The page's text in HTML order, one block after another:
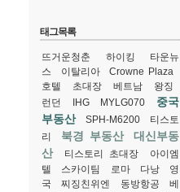
태그목록
뜨거운청춘 하이킹
타운뉴
스
이탈리아
Crowne Plaza
호텔
초대장 베트남
왕징
런던
IHG MYLG070
중국
부동산
SPH-M6200
티스토
리
북경 부동산
대신부동
산
티스토리 초대장
아이엠
텔
스카이팀 로마 다낭
영
국
찌징친위엔 동방항공
베